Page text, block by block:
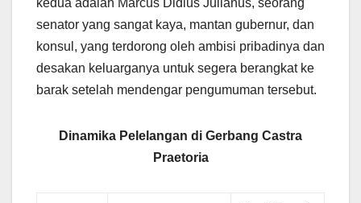
kedua adalah Marcus Didius Julianus, seorang
senator yang sangat kaya, mantan gubernur, dan
konsul, yang terdorong oleh ambisi pribadinya dan
desakan keluarganya untuk segera berangkat ke
barak setelah mendengar pengumuman tersebut.
Dinamika Pelelangan di Gerbang Castra
Praetoria